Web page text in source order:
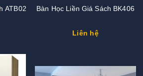
ATB02 Bàn Học Liền Giá Sách BK406
Liên hệ